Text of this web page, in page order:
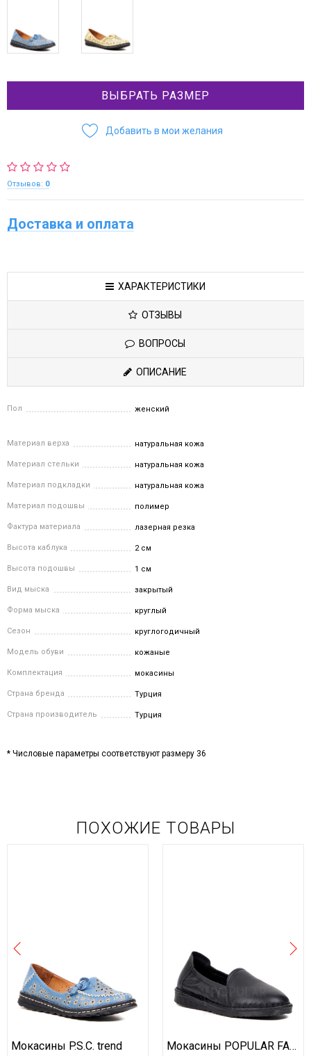
ВЫБРАТЬ РАЗМЕР
Добавить в мои желания
Отзывов: 0
Доставка и оплата
ХАРАКТЕРИСТИКИ
ОТЗЫВЫ
ВОПРОСЫ
ОПИСАНИЕ
Пол женский
Материал верха натуральная кожа
Материал стельки натуральная кожа
Материал подкладки натуральная кожа
Материал подошвы полимер
Фактура материала лазерная резка
Высота каблука 2 см
Высота подошвы 1 см
Вид мыска закрытый
Форма мыска круглый
Сезон круглогодичный
Модель обуви кожаные
Комплектация мокасины
Страна бренда Турция
Страна производитель Турция
* Числовые параметры соответствуют размеру 36
ПОХОЖИЕ ТОВАРЫ
Мокасины P.S.C. trend Мокасины POPULAR FASHION